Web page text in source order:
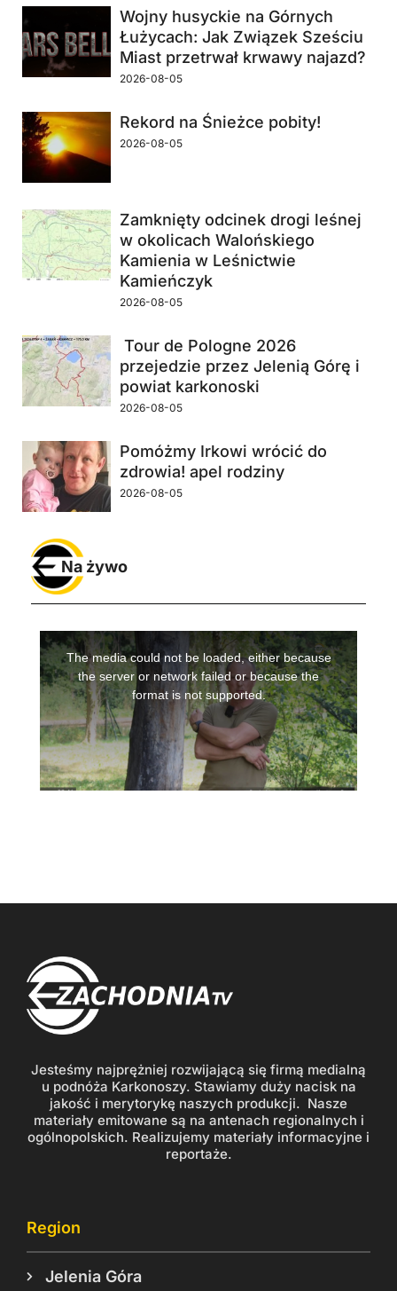
Wojny husyckie na Górnych
Łużycach: Jak Związek Sześciu
Miast przetrwał krwawy najazd?
2026-08-05
Rekord na Śnieżce pobity!
2026-08-05
Zamknięty odcinek drogi leśnej
w okolicach Walońskiego
Kamienia w Leśnictwie
Kamieńczyk
2026-08-05
Tour de Pologne 2026
przejedzie przez Jelenią Górę i
powiat karkonoski
2026-08-05
Pomóżmy Irkowi wrócić do
zdrowia! apel rodziny
2026-08-05
Na żywo
Jesteśmy najprężniej rozwijającą się firmą medialną
u podnóża Karkonoszy. Stawiamy duży nacisk na
jakość i merytorykę naszych produkcji. Nasze
materiały emitowane są na antenach regionalnych i
ogólnopolskich. Realizujemy materiały informacyjne i
reportaże.
Region
Jelenia Góra